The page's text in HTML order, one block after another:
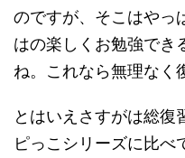
のですが、そこはやっ
はの楽しくお勉強でき
ね。これなら無理なく
とはいえさすがは総復
ピっこシリーズに比べ